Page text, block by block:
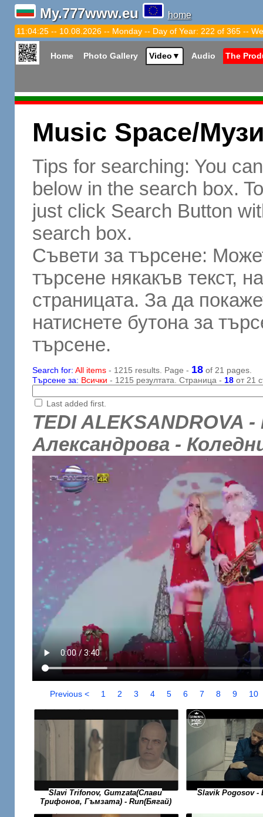
My.777www.eu home
11:04:26 -- 10.08.2026 -- Monday -- Day of Year: 222 of 365 --
Home Photo Gallery Video ▼ Audio The
Music Space/
Tips for searching: You
below in the search box.
just click Search Button
search box.
Съвети за търсене:
търсене някакъв текст,
страницата. За да
натиснете бутона за
търсене.
Search for: All items- 1215 results. Page - 18of 21 pages.
Търсене за: Всички - 1215 резултата. Страница - 18от 21
Last added first.
TEDI ALEKSANDROVA
Александрова -
Previous < 1 2 3 4 5 6 7 8 9 10
Slavi Trifonov, Gumzata(Слави
Трифонов, Гъмзата) - Run(Бягай)
Slavik Pogosov